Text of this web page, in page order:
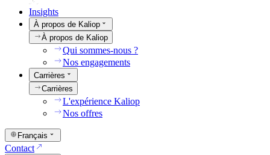
Insights
À propos de Kaliop
À propos de Kaliop
Qui sommes-nous ?
Nos engagements
Carrières
Carrières
L'expérience Kaliop
Nos offres
Français
Contact